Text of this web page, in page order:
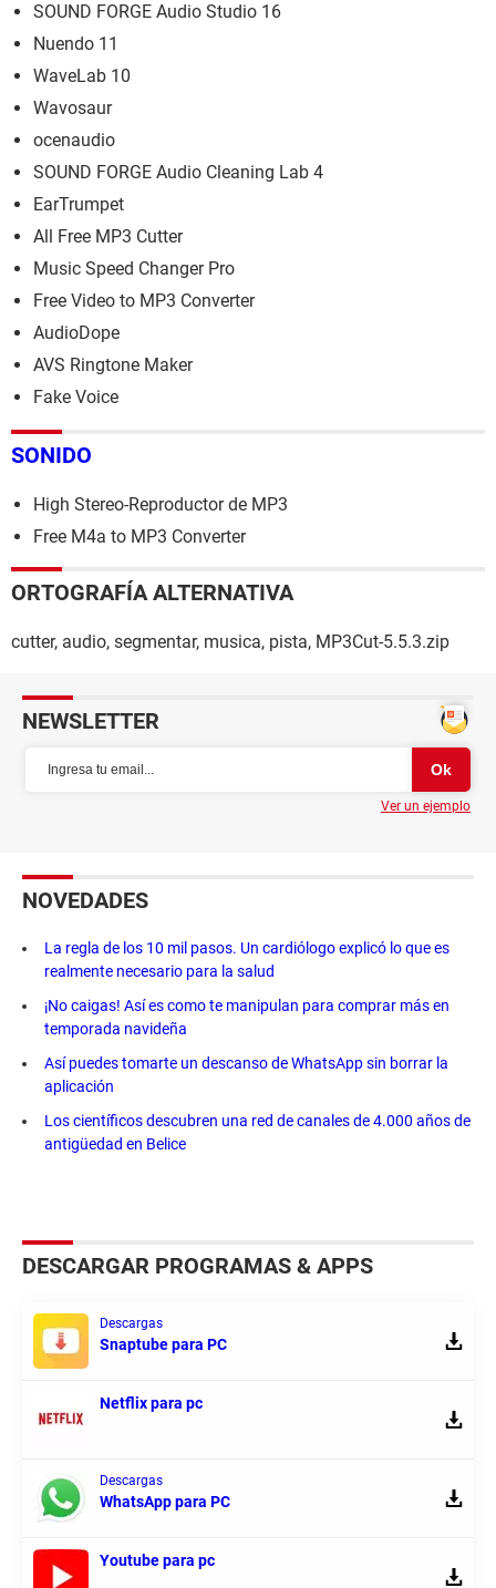
SOUND FORGE Audio Studio 16
Nuendo 11
WaveLab 10
Wavosaur
ocenaudio
SOUND FORGE Audio Cleaning Lab 4
EarTrumpet
All Free MP3 Cutter
Music Speed Changer Pro
Free Video to MP3 Converter
AudioDope
AVS Ringtone Maker
Fake Voice
SONIDO
High Stereo-Reproductor de MP3
Free M4a to MP3 Converter
ORTOGRAFÍA ALTERNATIVA
cutter, audio, segmentar, musica, pista, MP3Cut-5.5.3.zip
NEWSLETTER
Ver un ejemplo
NOVEDADES
La regla de los 10 mil pasos. Un cardiólogo explicó lo que es
realmente necesario para la salud
¡No caigas! Así es como te manipulan para comprar más en
temporada navideña
Así puedes tomarte un descanso de WhatsApp sin borrar la
aplicación
Los científicos descubren una red de canales de 4.000 años de
antigüedad en Belice
DESCARGAR PROGRAMAS & APPS
Descargas
Snaptube para PC
Netflix para pc
Descargas
WhatsApp para PC
Youtube para pc